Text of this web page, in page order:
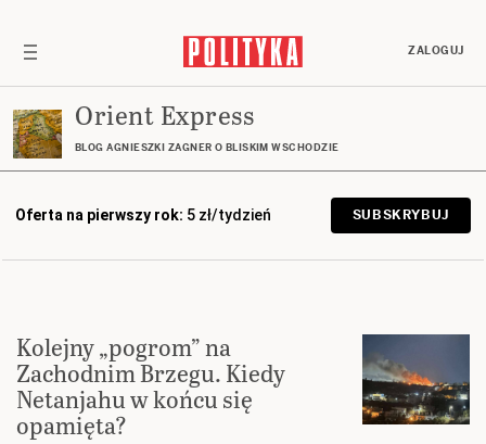
ZALOGUJ
Orient Express
BLOG AGNIESZKI ZAGNER O BLISKIM WSCHODZIE
Oferta na pierwszy rok: 5 zł/tydzień SUBSKRYBUJ
Kolejny „pogrom” na
Zachodnim Brzegu. Kiedy
Netanjahu w końcu się
opamięta?